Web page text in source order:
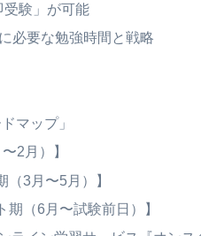
験」が可能
必要な勉強時間と戦略
マップ」
2月）】
（3月〜5月）】
期（6月〜試験前日）】